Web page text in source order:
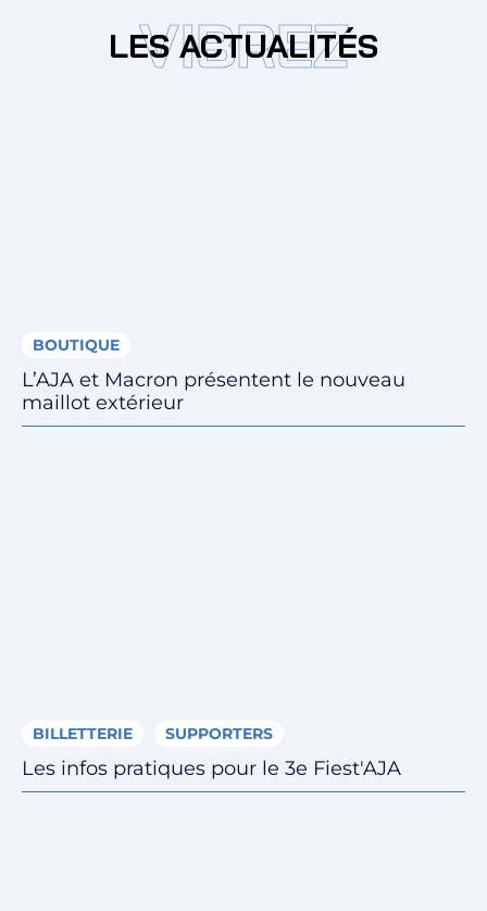
VIBREZ
LES ACTUALITÉS
BOUTIQUE
L’AJA et Macron présentent le nouveau
maillot extérieur
BILLETTERIE SUPPORTERS
Les infos pratiques pour le 3e Fiest'AJA